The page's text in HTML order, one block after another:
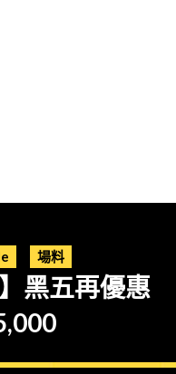
場料
】黑五再優惠